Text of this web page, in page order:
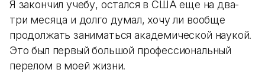
Я закончил учебу, остался в США еще на два-
три месяца и долго думал, хочу ли вообще
продолжать заниматься академической наукой.
Это был первый большой профессиональный
перелом в моей жизни.